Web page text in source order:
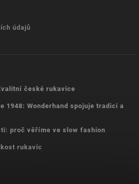
údajů
české rukavice
1948: Wonderhand spojuje tradici a
proč věříme ve slow fashion
rukavic